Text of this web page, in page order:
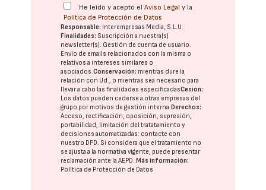
He leído y acepto elAviso Legal y la
Política de Protección de Datos
Responsable: Interempresas Media, S.L.U.
Finalidades: Suscripción a nuestra(s)
newsletter(s). Gestión de cuenta de usuario.
Envío de emails relacionados con la misma o
relativos a intereses similares o
asociados.Conservación: mientras dure la
relación con Ud., o mientras sea necesario para
llevar a cabo las finalidades especificadasCesión:
Los datos pueden cederse a otras empresas del
grupo por motivos de gestión interna. Derechos:
Acceso, rectificación, oposición, supresión,
portabilidad, limitación del tratatamiento y
decisiones automatizadas: contacte con
nuestro DPD. Si considera que el tratamiento no
se ajusta a la normativa vigente, puede presentar
reclamación ante laAEPD. Más información:
Política de Protección de Datos